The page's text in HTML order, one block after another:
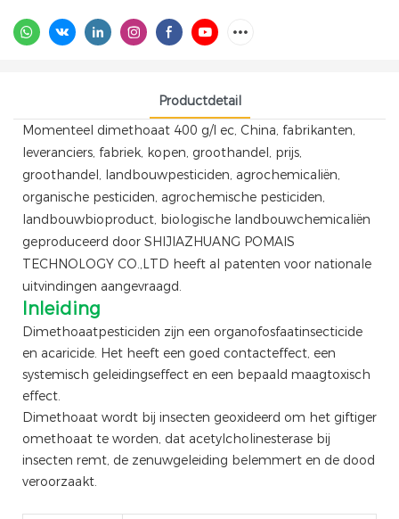
Productdetail
Momenteel dimethoaat 400 g/l ec, China, fabrikanten,
leveranciers, fabriek, kopen, groothandel, prijs,
groothandel, landbouwpesticiden, agrochemicaliën,
organische pesticiden, agrochemische pesticiden,
landbouwbioproduct, biologische landbouwchemicaliën
geproduceerd door SHIJIAZHUANG POMAIS
TECHNOLOGY CO.,LTD heeft al patenten voor nationale
uitvindingen aangevraagd.
Inleiding
Dimethoaatpesticiden zijn een organofosfaatinsecticide
en acaricide. Het heeft een goed contacteffect, een
systemisch geleidingseffect en een bepaald maagtoxisch
effect.
Dimethoaat wordt bij insecten geoxideerd om het giftiger
omethoaat te worden, dat acetylcholinesterase bij
insecten remt, de zenuwgeleiding belemmert en de dood
veroorzaakt.